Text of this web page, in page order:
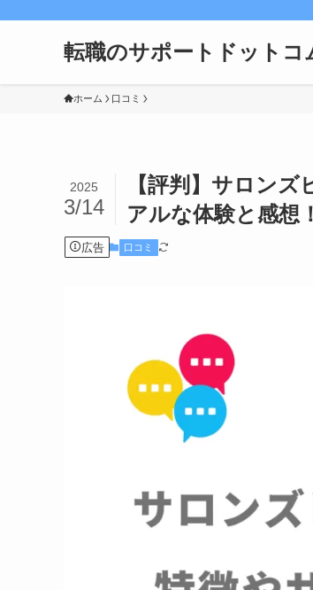
転職のサポートドットコ
ホーム 口コミ
【評判】サロン
アルな体験と感想
2025
3/14
広告 口コミ